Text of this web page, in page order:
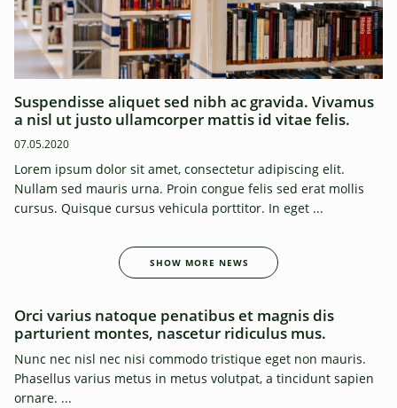
Suspendisse aliquet sed nibh ac gravida. Vivamus
a nisl ut justo ullamcorper mattis id vitae felis.
07.05.2020
Lorem ipsum dolor sit amet, consectetur adipiscing elit.
Nullam sed mauris urna. Proin congue felis sed erat mollis
cursus. Quisque cursus vehicula porttitor. In eget ...
SHOW MORE NEWS
Announcements
Orci varius natoque penatibus et magnis dis
parturient montes, nascetur ridiculus mus.
Nunc nec nisl nec nisi commodo tristique eget non mauris.
Phasellus varius metus in metus volutpat, a tincidunt sapien
ornare. ...